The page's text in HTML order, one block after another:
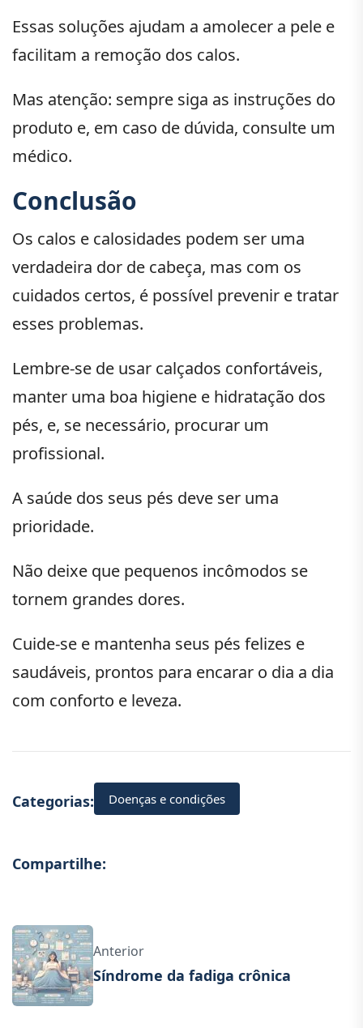
Essas soluções ajudam a amolecer a pele e
facilitam a remoção dos calos.
Mas atenção: sempre siga as instruções do
produto e, em caso de dúvida, consulte um
médico.
Conclusão
Os calos e calosidades podem ser uma
verdadeira dor de cabeça, mas com os
cuidados certos, é possível prevenir e tratar
esses problemas.
Lembre-se de usar calçados confortáveis,
manter uma boa higiene e hidratação dos
pés, e, se necessário, procurar um
profissional.
A saúde dos seus pés deve ser uma
prioridade.
Não deixe que pequenos incômodos se
tornem grandes dores.
Cuide-se e mantenha seus pés felizes e
saudáveis, prontos para encarar o dia a dia
com conforto e leveza.
Categorias: Doenças e condições
Compartilhe:
Anterior
Síndrome da fadiga crônica